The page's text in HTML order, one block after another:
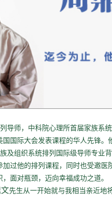
导师，中科院心理所首届家族系
国际大会发表课程的华人先锋
及组织系统排列国际级导师专业
过他的排列课程，同时也受邀
面对瓶颈，迈向幸福成功之道。
先生从一开始就与我相当亲近地